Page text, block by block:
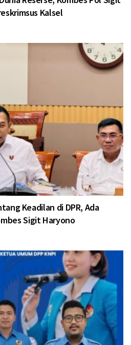
Kalsel
Keadilan di DPR, Ada
Sigit Haryono